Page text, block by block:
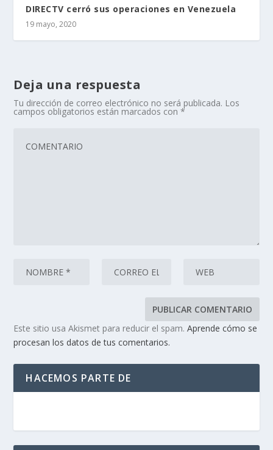
DIRECTV cerró sus operaciones en Venezuela
19 mayo, 2020
Deja una respuesta
Tu dirección de correo electrónico no será publicada. Los
campos obligatorios están marcados con*
Este sitio usa Akismet para reducir el spam.Aprende cómo se
procesan los datos de tus comentarios.
HACEMOS PARTE DE